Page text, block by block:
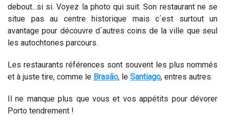
debout...si si. Voyez la photo qui suit. Son restaurant ne se
situe pas au centre historique mais c´est surtout un
avantage pour découvre d´autres coins de la ville que seul
les autochtones parcours.
Les restaurants références sont souvent les plus nommés
et à juste tire, comme le Brasão, le Santiago, entres autres.
Il ne manque plus que vous et vos appétits pour dévorer
Porto tendrement !